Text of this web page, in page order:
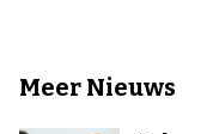
Meer Nieuws